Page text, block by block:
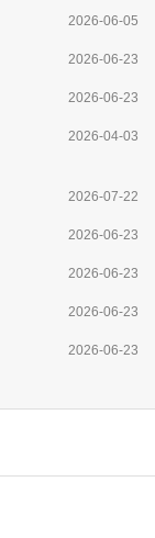
2026-06-05
2026-06-23
2026-06-23
2026-04-03
2026-07-22
2026-06-23
2026-06-23
2026-06-23
2026-06-23